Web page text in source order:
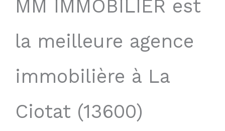
MM IMMOBILIER est
la meilleure agence
immobilière à La
Ciotat (13600)